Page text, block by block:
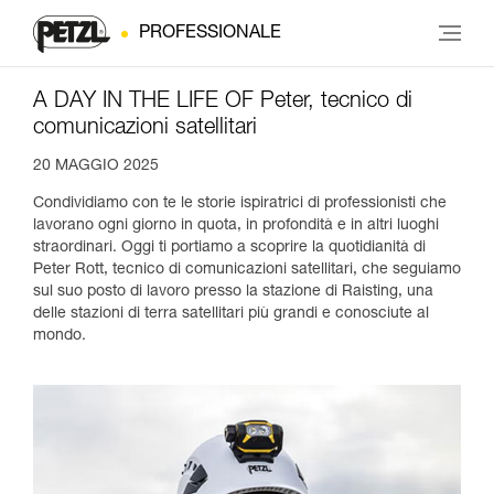
PROFESSIONALE
A DAY IN THE LIFE OF Peter, tecnico di
comunicazioni satellitari
20 MAGGIO 2025
Condividiamo con te le storie ispiratrici di professionisti che
lavorano ogni giorno in quota, in profondità e in altri luoghi
straordinari. Oggi ti portiamo a scoprire la quotidianità di
Peter Rott, tecnico di comunicazioni satellitari, che seguiamo
sul suo posto di lavoro presso la stazione di Raisting, una
delle stazioni di terra satellitari più grandi e conosciute al
mondo.